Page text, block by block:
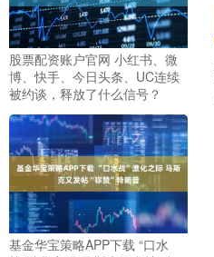
股票配资账户官网 小红书、微
博、快手、今日头条、UC连续
被约谈，释放了什么信号？
基金华宝策略APP下载 “口水